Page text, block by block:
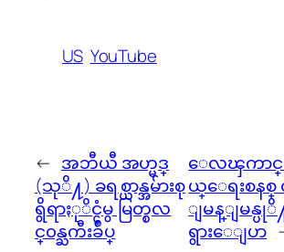
US YouTube
← အဘီယီ အဟ္မဒ္
(သုိ႔) ခရစ္ယာန္အမ်ားစု
ရွိရာႏုိင္ငံမွ မြတ္စလ
င္၀န္ႀကီးခ်ဳပ္
ေလၾကာင္း
ယ္ေရးစန
ျမန္ျမန္ပုိ
ရွားေျပာ